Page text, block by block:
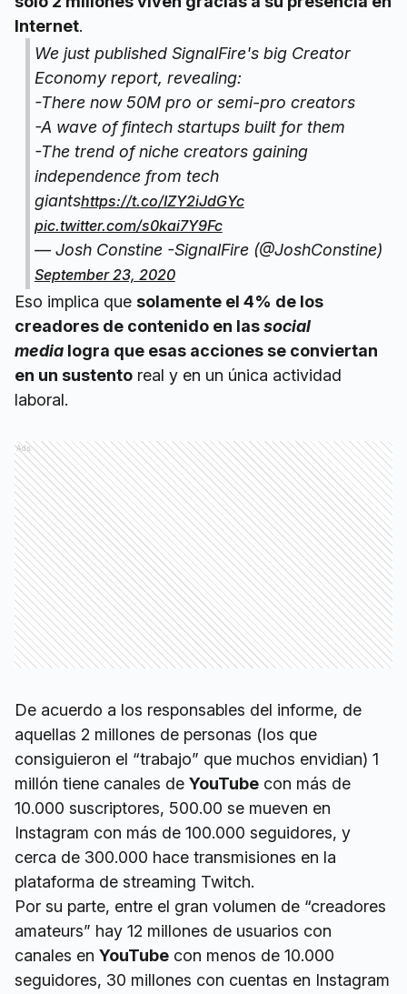
Internet.
We just published SignalFire's big Creator
Economy report, revealing:
-There now 50M pro or semi-pro creators
-A wave of fintech startups built for them
-The trend of niche creators gaining
independence from tech
giantshttps://t.co/IZY2iJdGYc
pic.twitter.com/s0kai7Y9Fc
— Josh Constine -SignalFire (@JoshConstine)
September 23, 2020
Eso implica que solamente el 4% de los
creadores de contenido en lassocial
media logra que esas acciones se conviertan
en un sustento real y en un única actividad
laboral.
Ads
De acuerdo a los responsables del informe, de
aquellas 2 millones de personas (los que
consiguieron el “trabajo” que muchos envidian) 1
millón tiene canales de YouTube con más de
10.000 suscriptores, 500.00 se mueven en
Instagram con más de 100.000 seguidores, y
cerca de 300.000 hace transmisiones en la
plataforma de streaming Twitch.
Por su parte, entre el gran volumen de “creadores
amateurs” hay 12 millones de usuarios con
canales en YouTube con menos de 10.000
seguidores, 30 millones con cuentas en Instagram